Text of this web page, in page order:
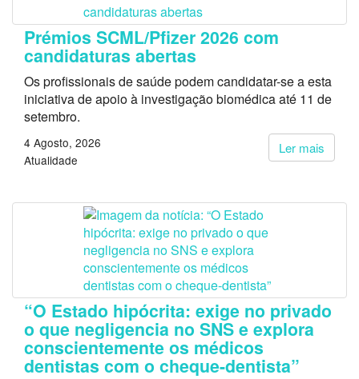
Prémios SCML/Pfizer 2026 com
candidaturas abertas
Os profissionais de saúde podem candidatar-se a esta
iniciativa de apoio à investigação biomédica até 11 de
setembro.
Ler mais
4 Agosto, 2026
Atualidade
“O Estado hipócrita: exige no privado
o que negligencia no SNS e explora
conscientemente os médicos
dentistas com o cheque-dentista”